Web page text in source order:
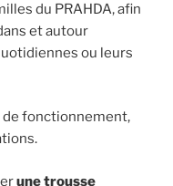
du PRAHDA, afin
et autour
ou leurs
de fonctionnement,
une trousse